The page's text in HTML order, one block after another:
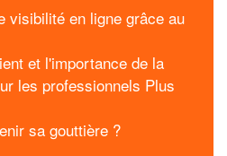
visibilité en ligne grâce au
et l'importance de la
les professionnels Plus
sa gouttière ?